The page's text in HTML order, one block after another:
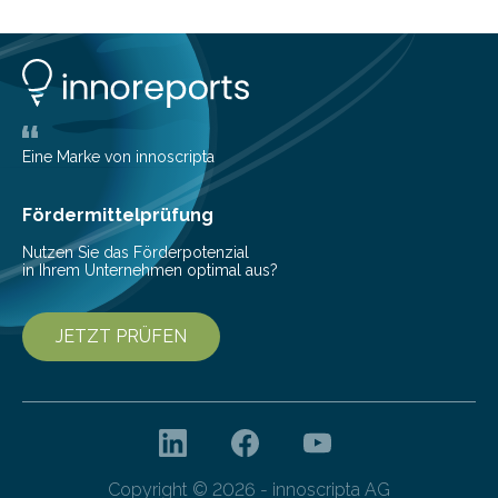
Eine Marke von innoscripta
Fördermittelprüfung
Nutzen Sie das Förderpotenzial
in Ihrem Unternehmen optimal aus?
JETZT PRÜFEN
Copyright © 2026 - innoscripta AG